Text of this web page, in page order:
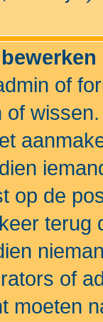
of
op de
terug
of
moeten